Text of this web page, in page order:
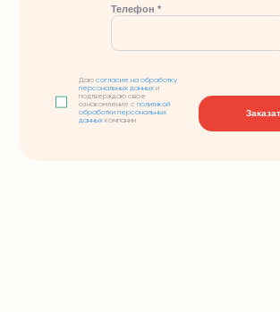
Телефон *
Даюсогласие на обработку
персональных данных и
подтверждаю свое
ознакомление сполитикой
обработки персональных
данных компании